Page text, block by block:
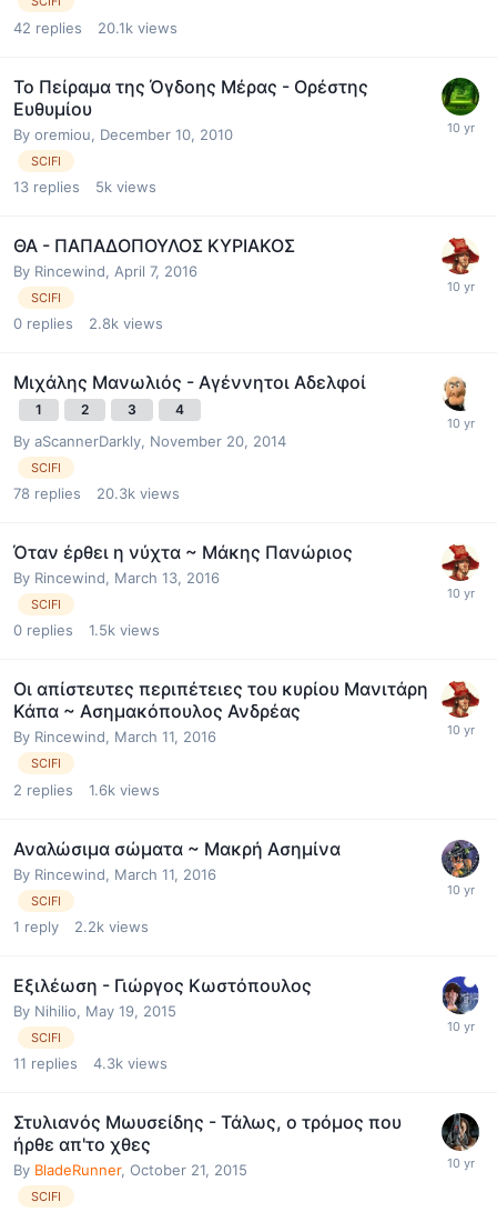
42 replies 20.1k views
Το Πείραμα της Όγδοης Μέρας - Ορέστης
Ευθυμίου
By oremiou, December 10, 2010
SCIFI
13 replies 5k views
ΘΑ - ΠΑΠΑΔΟΠΟΥΛΟΣ ΚΥΡΙΑΚΟΣ
By Rincewind, April 7, 2016
SCIFI
0 replies 2.8k views
Μιχάλης Μανωλιός - Αγέννητοι Αδελφοί
1 2 3 4
By aScannerDarkly, November 20, 2014
SCIFI
78 replies 20.3k views
Όταν έρθει η νύχτα ~ Μάκης Πανώριος
By Rincewind, March 13, 2016
SCIFI
0 replies 1.5k views
Οι απίστευτες περιπέτειες του κυρίου Μανιτάρη
Κάπα ~ Ασημακόπουλος Ανδρέας
By Rincewind, March 11, 2016
SCIFI
2 replies 1.6k views
Αναλώσιμα σώματα ~ Μακρή Ασημίνα
By Rincewind, March 11, 2016
SCIFI
1 reply 2.2k views
Εξιλέωση - Γιώργος Κωστόπουλος
By Nihilio, May 19, 2015
SCIFI
11 replies 4.3k views
Στυλιανός Μωυσείδης - Τάλως, ο τρόμος που
ήρθε απ'το χθες
By BladeRunner, October 21, 2015
SCIFI